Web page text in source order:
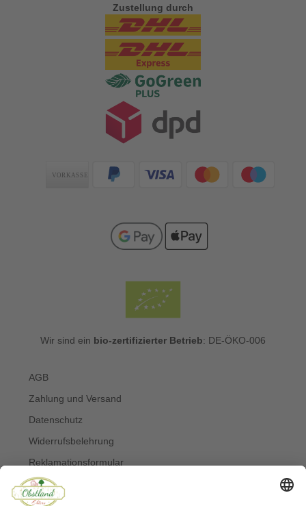
Zustellung durch
Zahlungsarten
Wir sind ein bio-zertifizierter Betrieb: DE-ÖKO-006
AGB
Zahlung und Versand
Datenschutz
Widerrufsbelehrung
Reklamationsformular
Widerruf online erklären